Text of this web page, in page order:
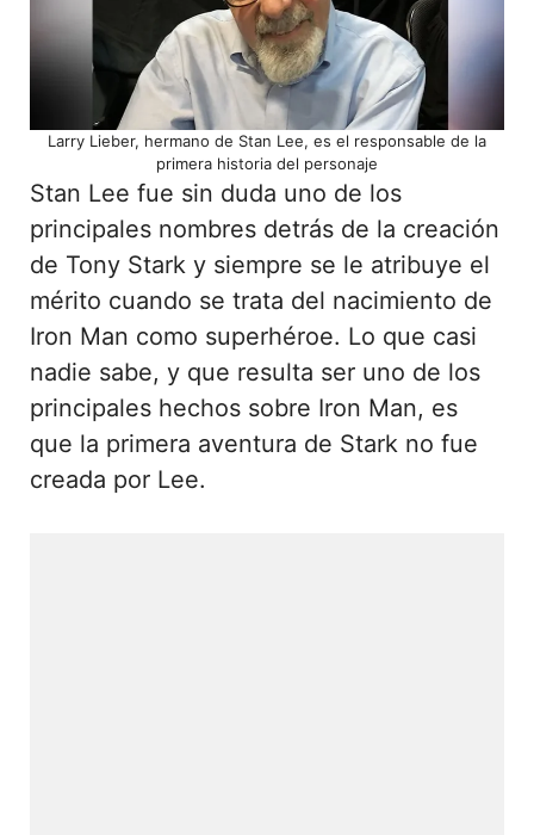
Larry Lieber, hermano de Stan Lee, es el responsable de la
primera historia del personaje
Stan Lee fue sin duda uno de los
principales nombres detrás de la creación
de Tony Stark y siempre se le atribuye el
mérito cuando se trata del nacimiento de
Iron Man como superhéroe. Lo que casi
nadie sabe, y que resulta ser uno de los
principales hechos sobre Iron Man, es
que la primera aventura de Stark no fue
creada por Lee.